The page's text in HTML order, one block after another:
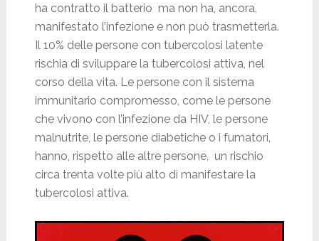
ha contratto il batterio ma non ha, ancora,
manifestato l’infezione e non può trasmetterla.
Il 10% delle persone con tubercolosi latente
rischia di sviluppare la tubercolosi attiva, nel
corso della vita. Le persone con il sistema
immunitario compromesso, come le persone
che vivono con l’infezione da HIV, le persone
malnutrite, le persone diabetiche o i fumatori,
hanno, rispetto alle altre persone, un rischio
circa trenta volte più alto di manifestare la
tubercolosi attiva.